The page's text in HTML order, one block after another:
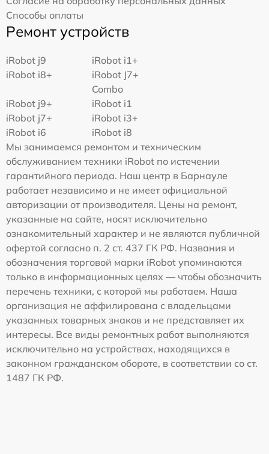
Способы оплаты
Ремонт устройств
iRobot j9
iRobot i1+
iRobot i8+
iRobot J7+
Combo
iRobot j9+
iRobot i1
iRobot j7+
iRobot i3+
iRobot i6
iRobot i8
Мы занимаемся ремонтом и техническим
обслуживанием техники iRobot по истечении
гарантийного периода. Наш центр в Барнауле
работает независимо и не имеет официальной
авторизации от производителя. Цены на ремонт,
указанные на сайте, носят исключительно
ознакомительный характер и не являются публичной
офертой согласно п. 2 ст. 437 ГК РФ. Названия и
обозначения торговой марки iRobot упоминаются
только в информационных целях — чтобы обозначить
перечень техники, с которой мы работаем. Наша
организация не аффилирована с владельцами
указанных товарных знаков и не представляет их
интересы. Все виды ремонтных работ выполняются
исключительно на устройствах, находящихся в
законном гражданском обороте, в соответствии со ст.
1487 ГК РФ.